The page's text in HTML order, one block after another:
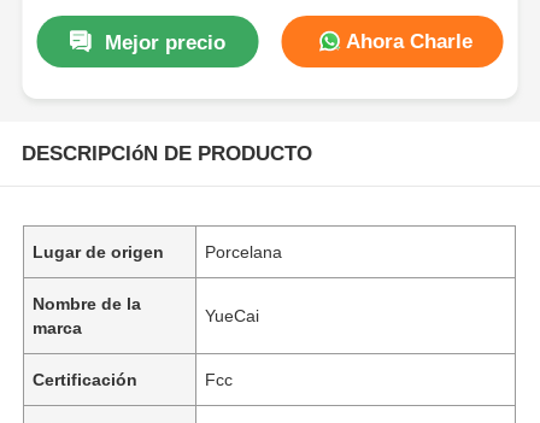
Mejor precio Ahora Charle
DESCRIPCIóN DE PRODUCTO
Lugar de origen Porcelana
Nombre de la
marca
YueCai
Certificación Fcc